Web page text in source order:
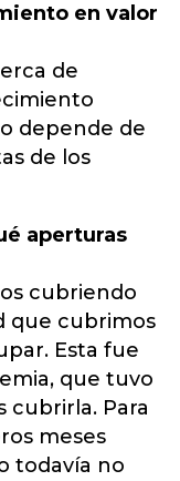
en valor
de
depende de
de los
aperturas
cubriendo
que cubrimos
Esta fue
que tuvo
cubrirla. Para
meses
todavía no